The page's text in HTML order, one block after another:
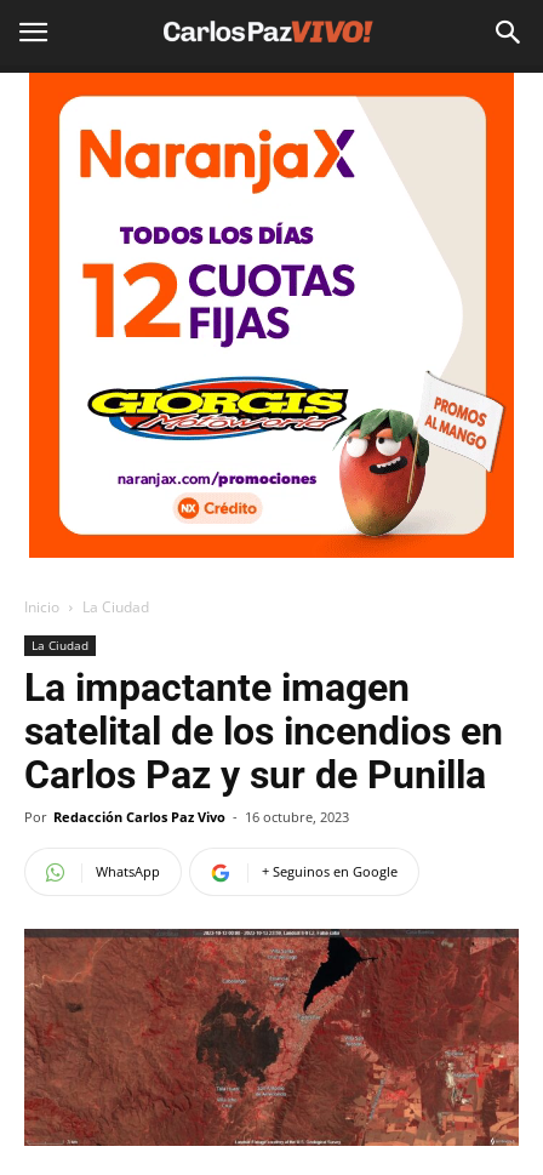
Inicio La Ciudad
La Ciudad
La impactante imagen
satelital de los incendios en
Carlos Paz y sur de Punilla
Por Redacción Carlos Paz Vivo - 16 octubre, 2023
WhatsApp + Seguinos en Google